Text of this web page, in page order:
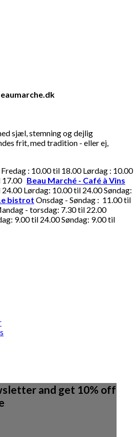
sjæl, stemning og dejlig
frit, med tradition - eller ej,
: 10.00 til 18.00 Lørdag : 10.00
17.00 Beau Marché - Café à Vins
Lørdag: 10.00 til 24.00 Søndag:
bistrot Onsdag - Søndag : 11.00 til
- torsdag: 7.30 til 22.00
9.00 til 24.00 Søndag: 9.00 til
and get 10% off